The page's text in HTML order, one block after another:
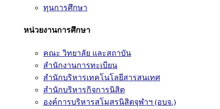
ทุนการศึกษา
หน่วยงานการศึกษา
คณะ วิทยาลัย และสถาบัน
สำนักงานการทะเบียน
สำนักบริหารเทคโนโลยีสารสนเทศ
สำนักบริหารกิจการนิสิต
องค์การบริหารสโมสรนิสิตจุฬาฯ (อบจ.)